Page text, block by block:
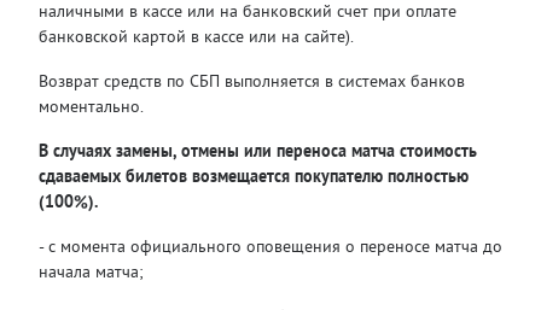
наличными в кассе или на банковский счет при оплате
банковской картой в кассе или на сайте).
Возврат средств по СБП выполняется в системах банков
моментально.
В случаях замены, отмены или переноса матча стоимость
сдаваемых билетов возмещается покупателю полностью
(100%).
- с момента официального оповещения о переносе матча до
начала матча;